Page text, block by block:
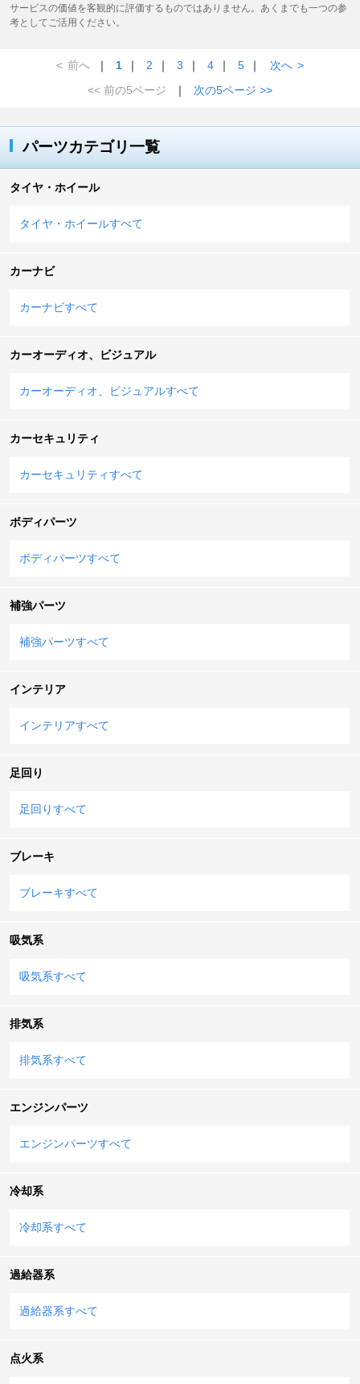
サービスの価値を客観的に評価するものではありません。あくまでも一つの参
考としてご活用ください。
< 前へ ｜ 1 ｜ 2 ｜ 3 ｜ 4 ｜ 5 ｜ 次へ >
<< 前の5ページ
｜ 次の5ページ >>
パーツカテゴリ一覧
タイヤ・ホイール
タイヤ・ホイールすべて
カーナビ
カーナビすべて
カーオーディオ、ビジュアル
カーオーディオ、ビジュアルすべて
カーセキュリティ
カーセキュリティすべて
ボディパーツ
ボディパーツすべて
補強パーツ
補強パーツすべて
インテリア
インテリアすべて
足回り
足回りすべて
ブレーキ
ブレーキすべて
吸気系
吸気系すべて
排気系
排気系すべて
エンジンパーツ
エンジンパーツすべて
冷却系
冷却系すべて
過給器系
過給器系すべて
点火系